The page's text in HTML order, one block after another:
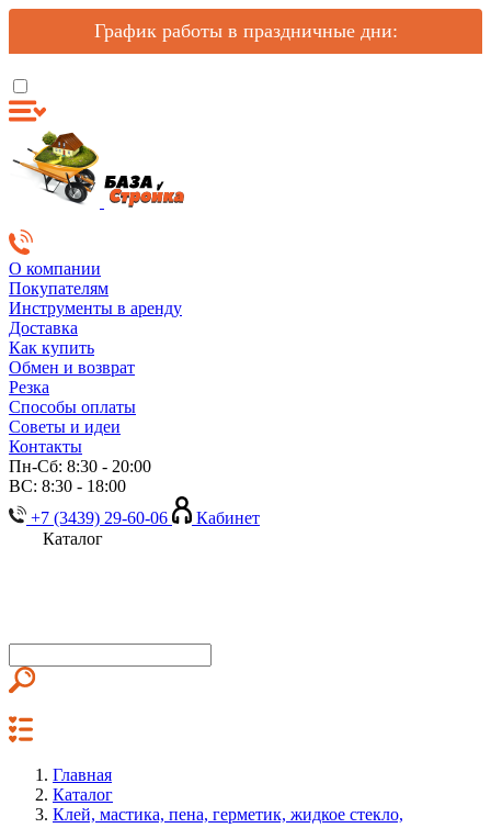
График работы в праздничные дни:
О компании
Покупателям
Инструменты в аренду
Доставка
Как купить
Обмен и возврат
Резка
Способы оплаты
Советы и идеи
Контакты
Пн-Сб: 8:30 - 20:00
ВС: 8:30 - 18:00
+7 (3439) 29-60-06
Кабинет
Каталог
Главная
Каталог
Клей, мастика, пена, герметик, жидкое стекло,